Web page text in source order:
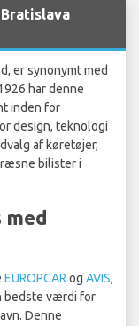
er synonymt med
har denne
inden for
design, teknologi
af køretøjer,
bilister i
EUROPCAR og AVIS,
bedste værdi for
Denne